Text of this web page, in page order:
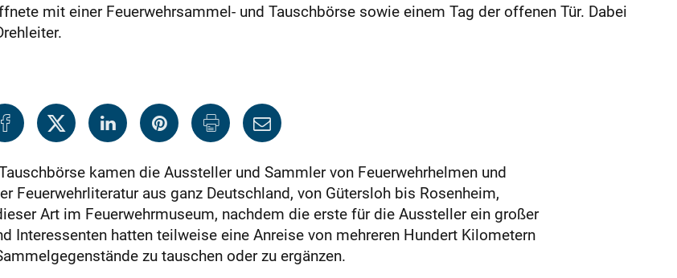
mit einer Feuerwehrsammel- und Tauschbörse sowie einem Tag der offenen Tür. Dabei
kamen die Aussteller und Sammler von Feuerwehrhelmen und
Feuerwehrliteratur aus ganz Deutschland, von Gütersloh bis Rosenheim,
Art im Feuerwehrmuseum, nachdem die erste für die Aussteller ein großer
Interessenten hatten teilweise eine Anreise von mehreren Hundert Kilometern
zu tauschen oder zu ergänzen.